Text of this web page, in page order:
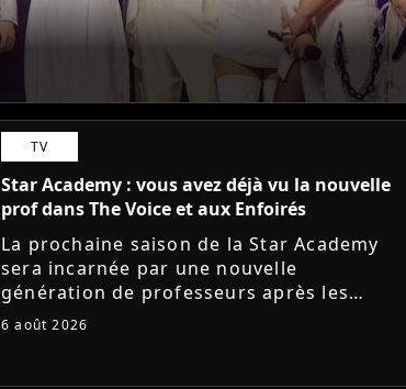
TV
Star Academy : vous avez déjà vu la nouvelle
prof dans The Voice et aux Enfoirés
La prochaine saison de la Star Academy
sera incarnée par une nouvelle
génération de professeurs après les
départs annoncés de Michael Goldman,
6 août 2026